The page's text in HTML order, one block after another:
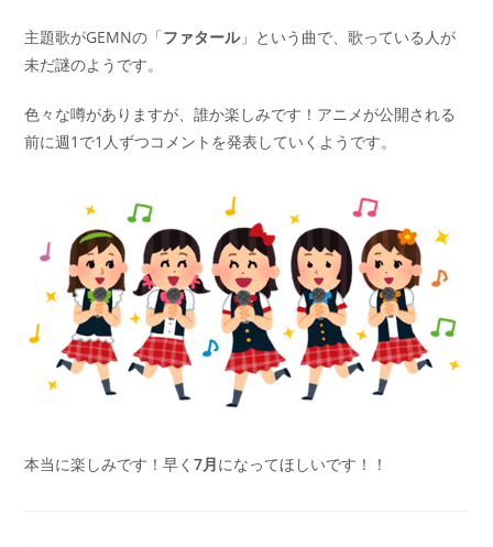
主題歌がGEMNの「ファタール」という曲で、歌っている人が
未だ謎のようです。
色々な噂がありますが、誰か楽しみです！アニメが公開される
前に週1で1人ずつコメントを発表していくようです。
本当に楽しみです！早く7月になってほしいです！！